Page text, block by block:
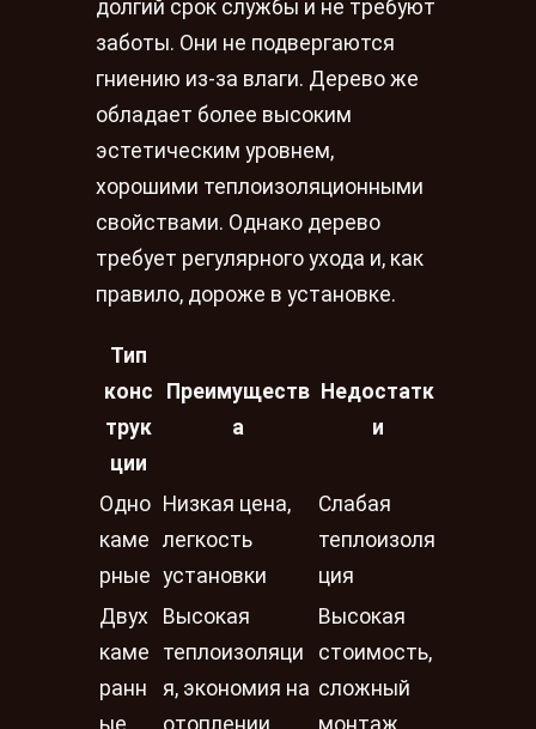
долгий срок службы и не требуют
заботы. Они не подвергаются
гниению из-за влаги. Дерево же
обладает более высоким
эстетическим уровнем,
хорошими теплоизоляционными
свойствами. Однако дерево
требует регулярного ухода и, как
правило, дороже в установке.
Тип
конс
трук
ции
Преимуществ
а
Недостатк
и
Одно
каме
рные
Низкая цена,
легкость
установки
Слабая
теплоизоля
ция
Двух
каме
ранн
ые
Высокая
теплоизоляци
я, экономия на
отоплении
Высокая
стоимость,
сложный
монтаж